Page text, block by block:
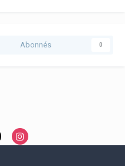
Abonnés 0